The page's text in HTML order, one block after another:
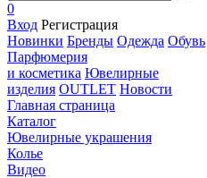
0
Вход Регистрация
Новинки Бренды Одежда Обувь
Парфюмерия
и косметика Ювелирные
изделия OUTLET Новости
Главная страница
Каталог
Ювелирные украшения
Колье
Видео